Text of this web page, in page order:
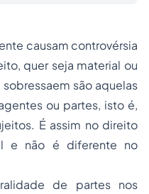
causam controvérsia
quer seja material ou
são aquelas
ou partes, isto é,
É assim no direito
e não é diferente no
de partes nos